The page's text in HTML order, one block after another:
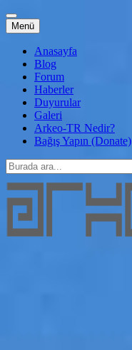
Menü İçeriğe
atla
Anasayfa
Blog
Forum
Haberler
Duyurular
Galeri
Arkeo-TR Nedir?
Bağış Yapın (Donate)
Arama: